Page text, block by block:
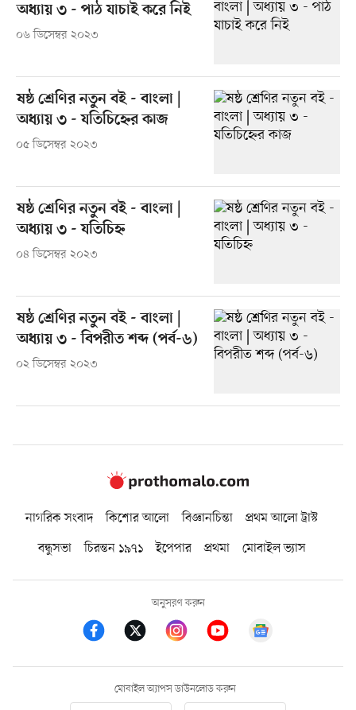
অধ্যায় ৩ - পাঠ যাচাই করে নিই
০৬ ডিসেম্বর ২০২৩
ষষ্ঠ শ্রেণির নতুন বই - বাংলা |
অধ্যায় ৩ - যতিচিহ্নের কাজ
০৫ ডিসেম্বর ২০২৩
ষষ্ঠ শ্রেণির নতুন বই - বাংলা |
অধ্যায় ৩ - যতিচিহ্ন
০৪ ডিসেম্বর ২০২৩
ষষ্ঠ শ্রেণির নতুন বই - বাংলা |
অধ্যায় ৩ - বিপরীত শব্দ (পর্ব-৬)
০২ ডিসেম্বর ২০২৩
নাগরিক সংবাদ কিশোর আলো বিজ্ঞানচিন্তা
প্রথম আলো ট্রাস্ট
বন্ধুসভা
চিরন্তন ১৯৭১ ইপেপার প্রথমা মোবাইল ভ্যাস
অনুসরণ করুন
মোবাইল অ্যাপস ডাউনলোড করুন